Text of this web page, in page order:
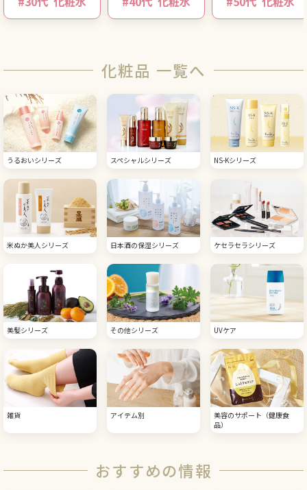
化粧品 一覧へ
うるおいシリーズ スペシャルシリーズ NS-Kシリーズ
米ぬか美人シリーズ 日本酒の保湿シリーズ ケセラセラシリーズ
美髪シリーズ その他シリーズ UVケア
雑貨 アイテム別
美容のサポート（健康食
品）
おすすめの情報